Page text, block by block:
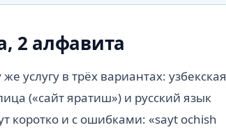
2 алфавита
услугу в трёх вариантах: узбекская
(«сайт яратиш») и русский язык
коротко и с ошибками: «sayt ochish